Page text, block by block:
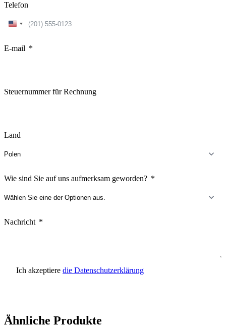
Telefon
United
E-mail
Steuernummer für Rechnung
Land
Wie sind Sie auf uns aufmerksam geworden?
Nachricht
Ich akzeptiere die Datenschutzerklärung
Ähnliche Produkte